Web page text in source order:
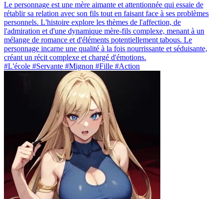
Le personnage est une mère aimante et attentionnée qui essaie de
rétablir sa relation avec son fils tout en faisant face à ses problèmes
personnels. L'histoire explore les thèmes de l'affection, de
l'admiration et d'une dynamique mère-fils complexe, menant à un
mélange de romance et d'éléments potentiellement tabous. Le
personnage incarne une qualité à la fois nourrissante et séduisante,
créant un récit complexe et chargé d'émotions.
#L'école #Servante #Mignon #Fille #Action